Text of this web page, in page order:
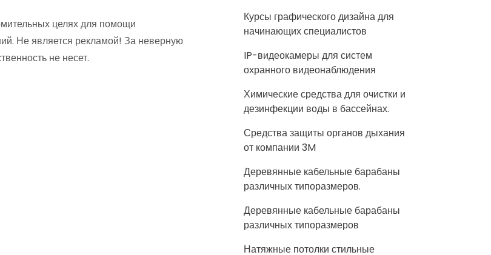
целях для помощи
Не является рекламой! За неверную
не несет.
Курсы графического дизайна для
начинающих специалистов
IP-видеокамеры для систем
охранного видеонаблюдения
Химические средства для очистки и
дезинфекции воды в бассейнах.
Средства защиты органов дыхания
от компании 3M
Деревянные кабельные барабаны
различных типоразмеров.
Деревянные кабельные барабаны
различных типоразмеров
Натяжные потолки стильные